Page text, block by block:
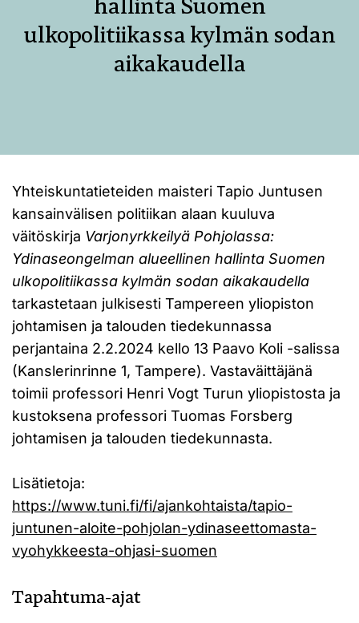
ulkopolitiikassa kylmän sodan
aikakaudella
Yhteiskuntatieteiden maisteri Tapio Juntusen
kansainvälisen politiikan alaan kuuluva
väitöskirja Varjonyrkkeilyä Pohjolassa:
Ydinaseongelman alueellinen hallinta Suomen
ulkopolitiikassa kylmän sodan aikakaudella
tarkastetaan julkisesti Tampereen yliopiston
johtamisen ja talouden tiedekunnassa
perjantaina 2.2.2024 kello 13 Paavo Koli -salissa
(Kanslerinrinne 1, Tampere). Vastaväittäjänä
toimii professori Henri Vogt Turun yliopistosta ja
kustoksena professori Tuomas Forsberg
johtamisen ja talouden tiedekunnasta.
Lisätietoja:
https://www.tuni.fi/fi/ajankohtaista/tapio-
juntunen-aloite-pohjolan-ydinaseettomasta-
vyohykkeesta-ohjasi-suomen
Tapahtuma-ajat